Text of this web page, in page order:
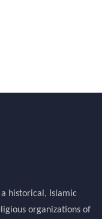
a historical, Islamic
organizations of